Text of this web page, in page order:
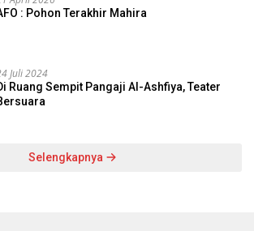
: Pohon Terakhir Mahira
Juli 2024
Ruang Sempit Pangaji Al-Ashfiya, Teater
Selengkapnya